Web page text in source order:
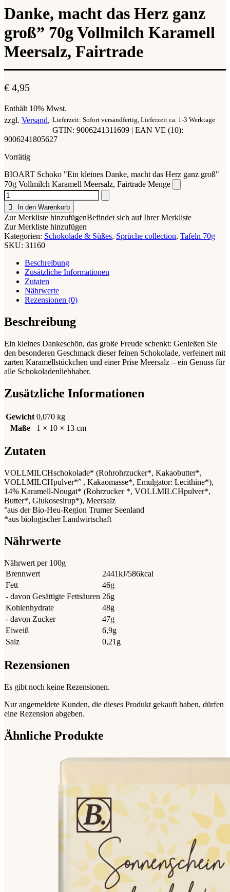
Danke, macht das Herz ganz
groß” 70g Vollmilch Karamell
Meersalz, Fairtrade
€ 4,95
Enthält 10% Mwst.
zzgl. Versand Lieferzeit: Sofort versandfertig, Lieferzeit ca. 1-3 Werktage
GTIN: 9006241311609 | EAN VE (10):
9006241805627
Vorrätig
BIOART Schoko "Ein kleines Danke, macht das Herz ganz groß"
70g Vollmilch Karamell Meersalz, Fairtrade Menge
In den Warenkorb
Zur Merkliste hinzufügenBefindet sich auf Ihrer Merkliste
Zur Merkliste hinzufügen
Kategorien: Schokolade & Süßes, Sprüche collection, Tafeln 70g
SKU: 31160
Beschreibung
Zusätzliche Informationen
Zutaten
Nährwerte
Rezensionen (0)
Beschreibung
Ein kleines Dankeschön, das große Freude schenkt: Genießen Sie
den besonderen Geschmack dieser feinen Schokolade, verfeinert mit
zarten Karamellstückchen und einer Prise Meersalz – ein Genuss für
alle Schokoladenliebhaber.
Zusätzliche Informationen
Gewicht 0,070 kg
Maße
1 × 10 × 13 cm
Zutaten
VOLLMILCHschokolade* (Rohrohrzucker*, Kakaobutter*,
VOLLMILCHpulver*° , Kakaomasse*, Emulgator: Lecithine*),
14% Karamell-Nougat* (Rohrzucker *, VOLLMILCHpulver*,
Butter*, Glukosesirup*), Meersalz
°aus der Bio-Heu-Region Trumer Seenland
*aus biologischer Landwirtschaft
Nährwerte
Nährwert per 100g
Brennwert
2441kJ/586kcal
Fett
46g
- davon Gesättigte Fettsäuren 26g
Kohlenhydrate
48g
- davon Zucker
47g
Eiweiß
6,9g
Salz
0,21g
Rezensionen
Es gibt noch keine Rezensionen.
Nur angemeldete Kunden, die dieses Produkt gekauft haben, dürfen
eine Rezension abgeben.
Ähnliche Produkte